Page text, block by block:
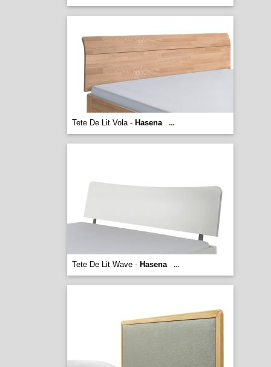
Tete De Lit Vola - Hasena ...
Tete De Lit Wave - Hasena ...